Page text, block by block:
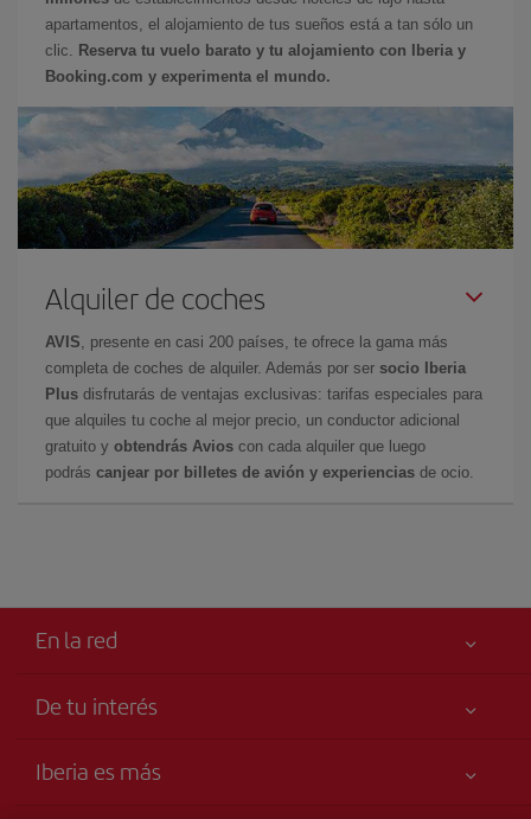
apartamentos, el alojamiento de tus sueños está a tan sólo un
clic.
Reserva tu vuelo barato y tu alojamiento con Iberia y
Booking.com y experimenta el mundo.
Alquiler de coches
AVIS , presente en casi 200 países, te ofrece la gama más
completa de coches de alquiler. Además por ser socio Iberia
Plus disfrutarás de ventajas exclusivas: tarifas especiales para
que alquiles tu coche al mejor precio, un conductor adicional
gratuito y obtendrás Avios con cada alquiler que luego
podrás canjear por billetes de avión y experiencias de ocio.
En la red
De tu interés
Accesibilidad
Iberia es más